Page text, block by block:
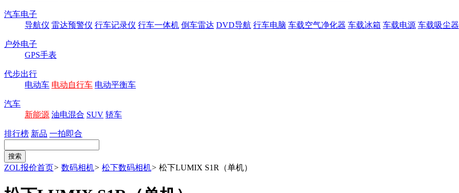
汽车电子
导航仪 雷达预警仪 行车记录仪 行车一体机 倒车雷达 DVD导航 行车电脑 车载空气净化器 车载冰箱 车载电源 车载吸尘器
户外电子
GPS手表
代步出行
电动车 电动自行车 电动平衡车
汽车
新能源 油电混合 SUV 轿车
排行榜 新品 一拍即合
ZOL报价首页> 数码相机> 松下数码相机> 松下LUMIX S1R（单机）